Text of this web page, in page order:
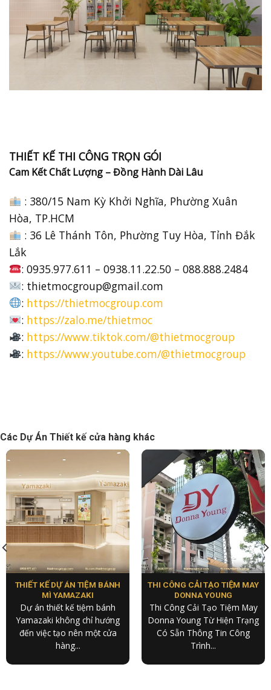
THIẾT KẾ THI CÔNG TRỌN GÓI
Cam Kết Chất Lượng – Đồng Hành Dài Lâu
: 380/15 Nam Kỳ Khởi Nghĩa, Phường Xuân
Hòa, TP.HCM
: 36 Lê Thánh Tôn, Phường Tuy Hòa, Tỉnh Đắk
Lắk
: 0935.977.611 – 0938.11.22.50 – 088.888.2484
: thietmocgroup@gmail.com
: https://thietmocgroup.com
: https://zalo.me/thietmoc
: https://www.tiktok.com/@thietmocgroup
: https://www.youtube.com/@thietmocgroup
Các Dự Án Thiết kế cửa hàng khác
THIẾT KẾ DỰ ÁN TIỆM BÁNH
MÌ YAMAZAKI
Dự án thiết kế tiệm bánh
Yamazaki không chỉ hướng
đến việc tạo nên một cửa
hàng...
THI CÔNG CẢI TẠO TIỆM MAY
DONNA YOUNG
Thi Công Cải Tạo Tiệm May
Donna Young Từ Hiện Trạng
Có Sẵn Thông Tin Công
Trình...